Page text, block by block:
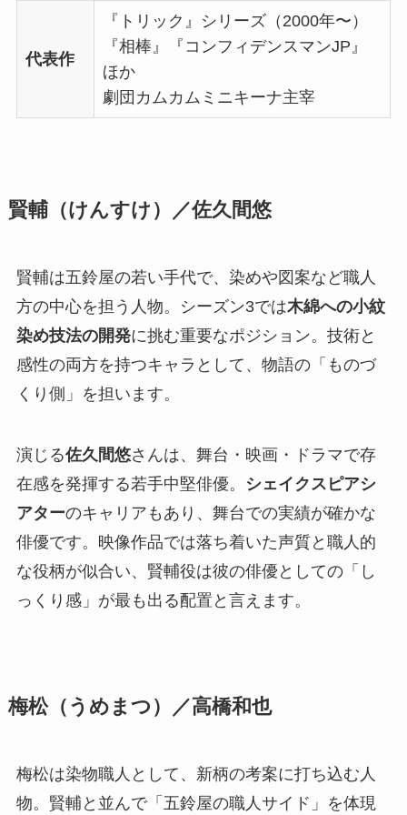
代表作
『トリック』シリーズ（2000年〜）
『相棒』『コンフィデンスマンJP』
ほか
劇団カムカムミニキーナ主宰
賢輔（けんすけ）／佐久間悠
賢輔は五鈴屋の若い手代で、染めや図案など職人
方の中心を担う人物。シーズン3では木綿への小紋
染め技法の開発に挑む重要なポジション。技術と
感性の両方を持つキャラとして、物語の「ものづ
くり側」を担います。
演じる佐久間悠さんは、舞台・映画・ドラマで存
在感を発揮する若手中堅俳優。
シェイクスピアシ
アターのキャリアもあり、舞台での実績が確かな
俳優です。映像作品では落ち着いた声質と職人的
な役柄が似合い、賢輔役は彼の俳優としての「し
っくり感」が最も出る配置と言えます。
梅松（うめまつ）／高橋和也
梅松は染物職人として、新柄の考案に打ち込む人
物。賢輔と並んで「五鈴屋の職人サイド」を体現